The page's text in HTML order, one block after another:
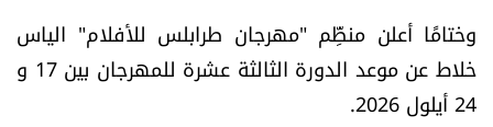
شروط الاستخدام
شروط الإشتراك
وختامًا أعلن منظِّم "مهرجان طرابلس للأفلام" الياس
خلاط عن موعد الدورة الثالثة عشرة للمهرجان بين 17 و
24 أيلول 2026.